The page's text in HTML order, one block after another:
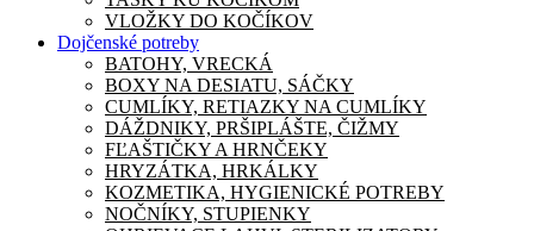
VLOŽKY DO KOČÍKOV
Dojčenské potreby
BATOHY, VRECKÁ
BOXY NA DESIATU, SÁČKY
CUMLÍKY, RETIAZKY NA CUMLÍKY
DÁŽDNIKY, PRŠIPLÁŠTE, ČIŽMY
FĽAŠTIČKY A HRNČEKY
HRYZÁTKA, HRKÁLKY
KOZMETIKA, HYGIENICKÉ POTREBY
NOČNÍKY, STUPIENKY